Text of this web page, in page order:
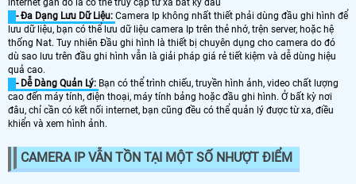
- Đa Dạng Lưu Dữ Liệu: Camera Ip không nhất thiết phải dùng đầu ghi hình để
lưu dữ liệu, bạn có thể lưu dữ liệu camera Ip trên thẻ nhớ, trện server, hoặc hệ
thống Nat. Tuy nhiên Đầu ghi hình là thiết bị chuyên dụng cho camera do đó
dù sao lưu trên đầu ghi hình vẫn là giải pháp giá rẻ tiết kiệm và dễ dùng hiệu
quả cao.
- Dễ Dàng Quản Lý: Bạn có thể trình chiếu, truyền hình ảnh, video chất lượng
cao đến máy tính, điện thoại, máy tính bảng hoặc đầu ghi hình. Ở bất kỳ nơi
đâu, chỉ cần có kết nối internet, bạn cũng đều có thể quản lý được từ xa, điều
khiển và xem hình ảnh.
CAMERA IP VẪN TỒN TẠI MỘT SỐ NHƯỢT ĐIỂM